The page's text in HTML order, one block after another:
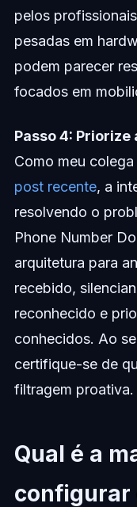
pelos
pesadas em
podem parecer
focados em
Passo 4:
Como meu colega
post recente, a
resolvendo o
Phone Number
arquitetura para
recebido,
reconhecido e
conhecidos. Ao
certifique-se de
filtragem proativa.
Qual é a
configurar